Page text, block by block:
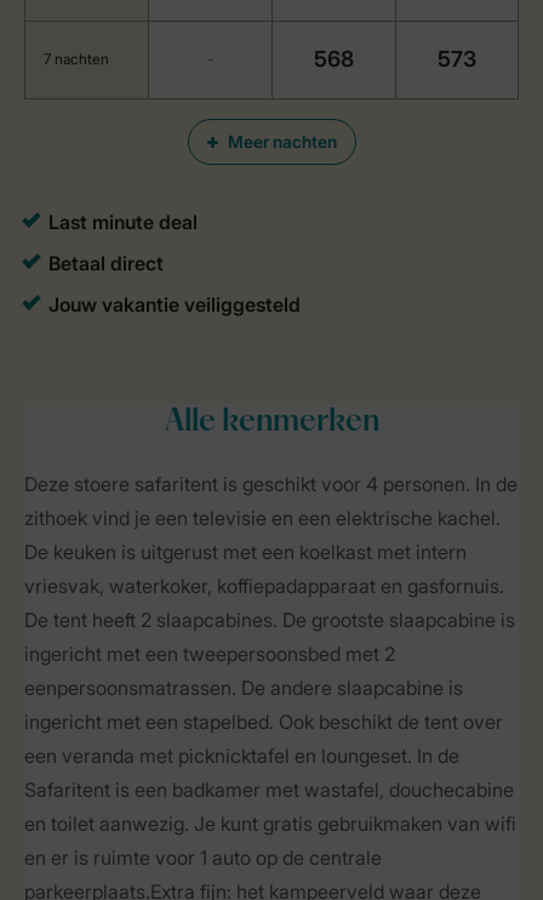
Meer nachten
7 nachten - 568 573
Alle kenmerken
Deze stoere safaritent is geschikt voor 4 personen. In de
zithoek vind je een televisie en een elektrische kachel.
De keuken is uitgerust met een koelkast met intern
vriesvak, waterkoker, koffiepadapparaat en gasfornuis.
De tent heeft 2 slaapcabines. De grootste slaapcabine is
ingericht met een tweepersoonsbed met 2
eenpersoonsmatrassen. De andere slaapcabine is
ingericht met een stapelbed. Ook beschikt de tent over
een veranda met picknicktafel en loungeset. In de
Safaritent is een badkamer met wastafel, douchecabine
en toilet aanwezig. Je kunt gratis gebruikmaken van wifi
en er is ruimte voor 1 auto op de centrale
parkeerplaats.Extra fijn: het kampeerveld waar deze